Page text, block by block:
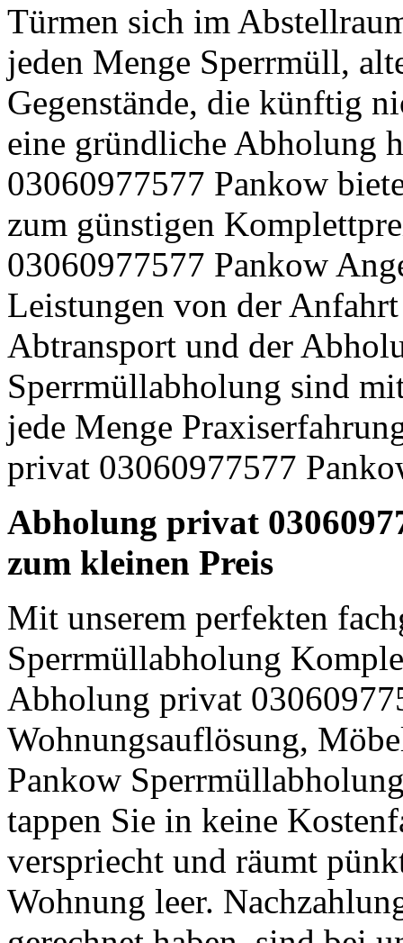
Türmen sich im
jeden Menge Sperrmüll,
Gegenstände, die künftig
eine gründliche Abholung
03060977577 Pankow
zum günstigen
03060977577 Pankow
Leistungen von der
Abtransport und der
Sperrmüllabholung sind
jede Menge
privat 03060977577
Abholung privat
zum kleinen Preis
Mit unserem perfekten
Sperrmüllabholung
Abholung privat
Wohnungsauflösung,
Pankow
tappen Sie in keine
verspriecht und räumt
Wohnung leer.